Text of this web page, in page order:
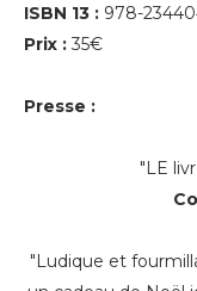
ISBN 13 : 978-
Prix : 35€
Presse :
"LE
"Ludique et